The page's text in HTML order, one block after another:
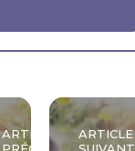
ARTICLE
ARTICLE